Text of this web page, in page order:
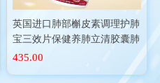
英国进口肺部槲皮素调理护肺
宝三效片保健养肺立清胶囊肺
动力二氢
435.00